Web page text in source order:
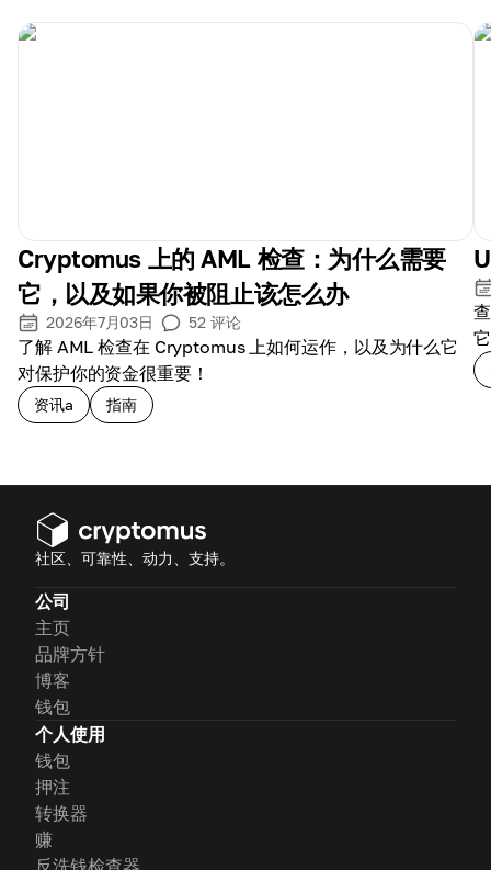
Cryptomus 上的 AML 检查：为什么需要
它，以及如果你被阻止该怎么办
2026年7月03日 52 评论
了解 AML 检查在 Cryptomus 上如何运作，以及为什么它
对保护你的资金很重要！
资讯a 指南
社区、可靠性、动力、支持。
公司
主页
品牌方针
博客
钱包
个人使用
钱包
押注
转换器
赚
反洗钱检查器